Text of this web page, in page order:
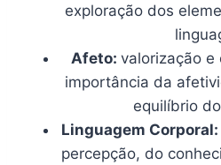
exploração dos
Afeto: valorização e
importância da
equilíbrio
Linguagem Corporal:
percepção, do